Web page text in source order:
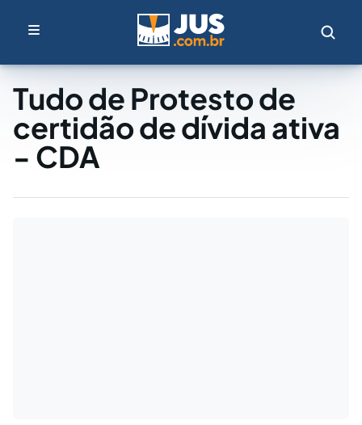
Tudo de Protesto de
certidão de dívida ativa
- CDA